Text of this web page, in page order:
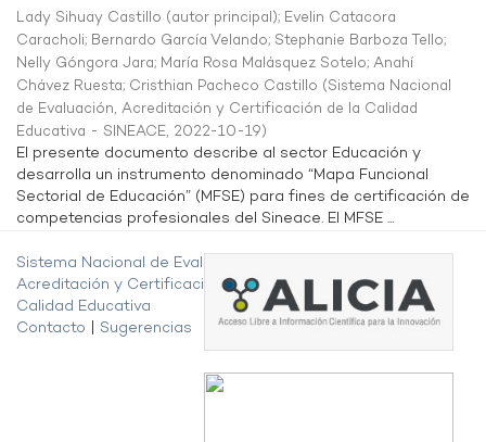
Lady Sihuay Castillo (autor principal); Evelin Catacora
Caracholi; Bernardo García Velando; Stephanie Barboza Tello;
Nelly Góngora Jara; María Rosa Malásquez Sotelo; Anahí
Chávez Ruesta; Cristhian Pacheco Castillo (Sistema Nacional
de Evaluación, Acreditación y Certificación de la Calidad
Educativa - SINEACE, 2022-10-19)
El presente documento describe al sector Educación y
desarrolla un instrumento denominado “Mapa Funcional
Sectorial de Educación” (MFSE) para fines de certificación de
competencias profesionales del Sineace. El MFSE ...
Sistema Nacional de Evaluación,
Acreditación y Certificación de la
Calidad Educativa
Contacto
Sugerencias